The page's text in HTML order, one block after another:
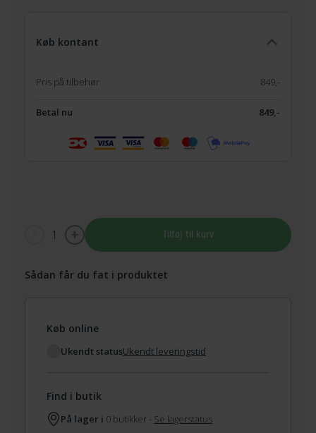
Køb kontant
Pris på tilbehør 849,-
Betal nu 849,-
1 Tilføj til kurv
Sådan får du fat i produktet
Køb online
Ukendt statusUkendt leveringstid
Find i butik
På lager i 0 butikker - Se lagerstatus